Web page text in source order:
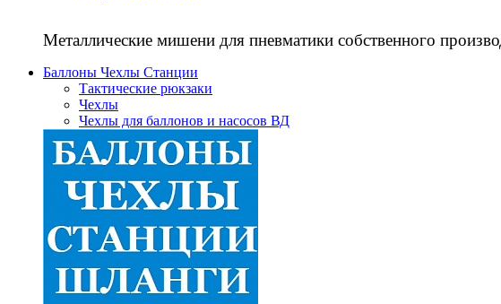
Металлические мишени для пневматики собственного
Баллоны Чехлы Станции
Тактические рюкзаки
Чехлы
Чехлы для баллонов и насосов ВД